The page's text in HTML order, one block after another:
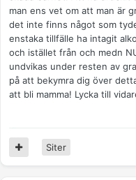
man ens vet om att man är
det inte finns något som
enstaka tillfälle ha intagit
och istället från och medn
undvikas under resten av
på att bekymra dig över
att bli mamma! Lycka till
Siter